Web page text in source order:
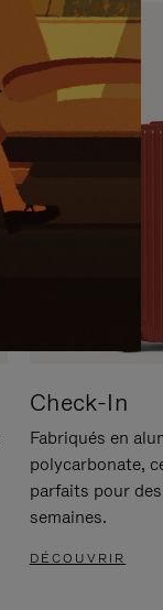
Check-In
Fabriqués en
polycarbonate,
parfaits pour
semaines.
DÉCOUVRIR